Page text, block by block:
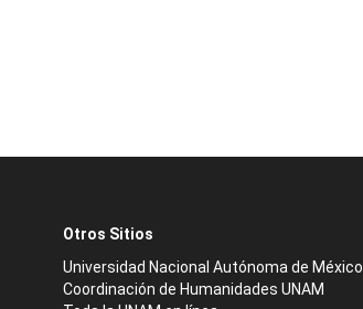
Otros Sitios
Universidad Nacional Autónoma de México
Coordinación de Humanidades UNAM